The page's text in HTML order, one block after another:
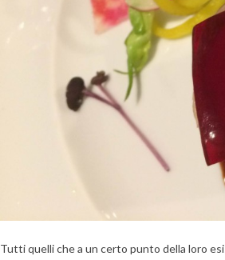
Tutti quelli che a un certo punto della loro